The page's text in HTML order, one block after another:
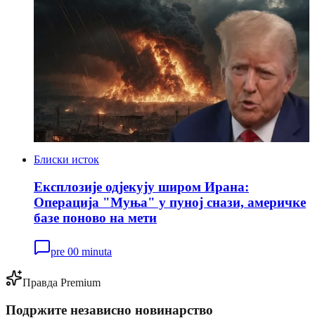
Блиски исток
Експлозије одјекују широм Ирана:
Операција "Муња" у пуној снази, америчке
базе поново на мети
pre 00 minuta
Правда Premium
Подржите независно новинарство